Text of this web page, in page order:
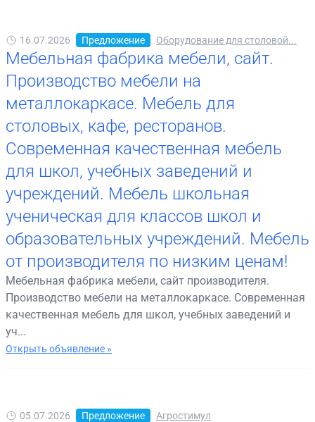
16.07.2026 Предложение Оборудование для столовой...
Мебельная фабрика мебели, сайт.
Производство мебели на
металлокаркасе. Мебель для
столовых, кафе, ресторанов.
Современная качественная мебель
для школ, учебных заведений и
учреждений. Мебель школьная
ученическая для классов школ и
образовательных учреждений. Мебель
от производителя по низким ценам!
Мебельная фабрика мебели, сайт производителя.
Производство мебели на металлокаркасе. Современная
качественная мебель для школ, учебных заведений и
уч...
Открыть объявление »
05.07.2026 Предложение Агростимул